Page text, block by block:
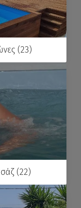
(23)
(22)